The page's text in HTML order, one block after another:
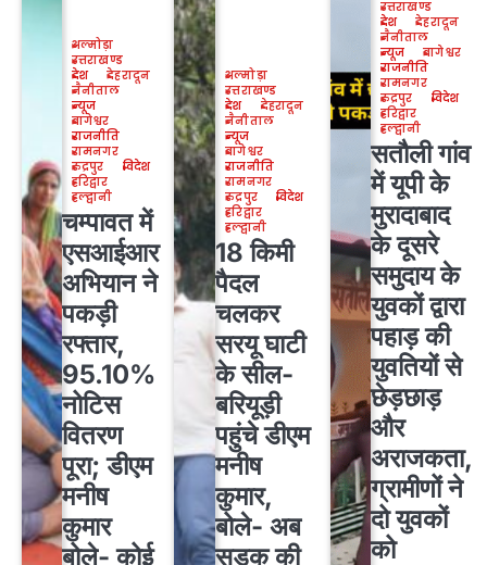
अल्मोड़ा
उत्तराखण्ड
देश
देहरादून
नैनीताल
न्यूज
बागेश्वर
राजनीति
रामनगर
रुद्रपुर
विदेश
हरिद्वार
हल्द्वानी
चम्पावत में
एसआईआर
अभियान ने
पकड़ी
रफ्तार,
95.10%
नोटिस
वितरण
पूरा; डीएम
मनीष
कुमार
बोले- कोई
अल्मोड़ा
उत्तराखण्ड
देश
देहरादून
नैनीताल
न्यूज
बागेश्वर
राजनीति
रामनगर
रुद्रपुर
विदेश
हरिद्वार
हल्द्वानी
18 किमी
पैदल
चलकर
सरयू घाटी
के सील-
बरियूड़ी
पहुंचे डीएम
मनीष
कुमार,
बोले- अब
सड़क की
उत्तराखण्ड
देश
देहरादून
नैनीताल
न्यूज
बागेश्वर
राजनीति
रामनगर
रुद्रपुर
विदेश
हरिद्वार
हल्द्वानी
सतौली गांव
में यूपी के
मुरादाबाद
के दूसरे
समुदाय के
युवकों द्वारा
पहाड़ की
युवतियों से
छेड़छाड़
और
अराजकता,
ग्रामीणों ने
दो युवकों
को